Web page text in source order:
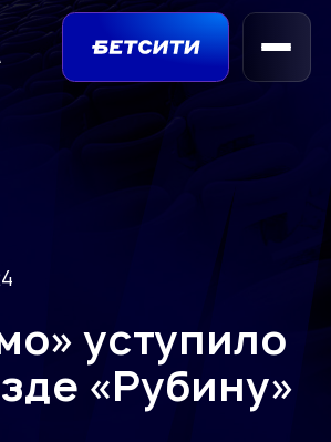
уступило
«Рубину»